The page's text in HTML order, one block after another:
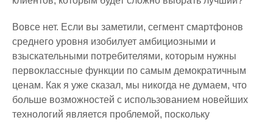
Вовсе нет. Если вы заметили, сегмент смартфонов
среднего уровня изобилует амбициозными и
взыскательными потребителями, которым нужны
первоклассные функции по самым демократичным
ценам. Как я уже сказал, мы никогда не думаем, что
больше возможностей с использованием новейших
технологий является проблемой, поскольку